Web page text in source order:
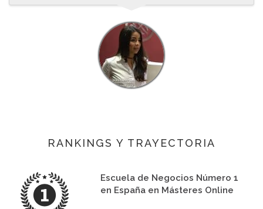
RANKINGS Y TRAYECTORIA
Escuela de Negocios Número 1
en España en Másteres Online